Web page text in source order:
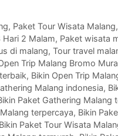
, Paket Tour Wisata Malang,
2 Malam, Paket wisata
di malang, Tour travel
Trip Malang Bromo
, Bikin Open Trip
Malang indonesia,
Paket Gathering Malang
terpercaya, Bikin
Bikin Paket Tour Wisata